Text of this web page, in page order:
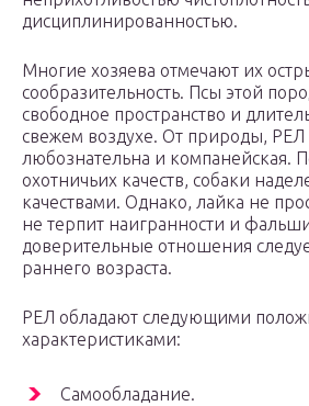
дисциплинированностью.
Многие хозяева отмечают их
сообразительность. Псы этой
свободное пространство и
свежем воздухе. От природы, РЕЛ
любознательна и компанейская.
охотничьих качеств, собаки
качествами. Однако, лайка не
не терпит наигранности и
доверительные отношения
раннего возраста.
РЕЛ обладают следующими
характеристиками:
Самообладание.